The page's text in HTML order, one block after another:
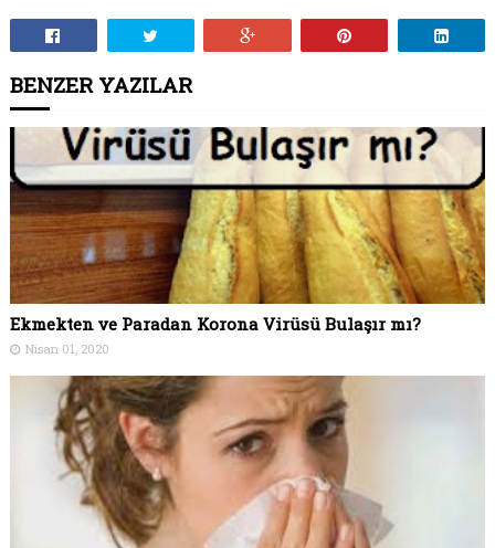
BENZER YAZILAR
Ekmekten ve Paradan Korona Virüsü Bulaşır mı?
Nisan 01, 2020